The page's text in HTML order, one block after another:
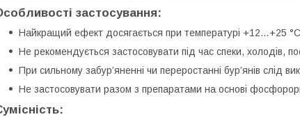
застосування:
Найкращий ефект досягається при температурі +12…+25 °C
Не рекомендується застосовувати під час спеки, холодів,
При сильному забур’яненні чи переростанні бур’янів слід
Не застосовувати разом з препаратами на основі